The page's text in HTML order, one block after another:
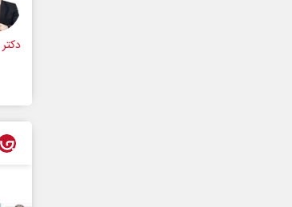
دکتر مراد عنادی - کارشناس ارشد رسانه